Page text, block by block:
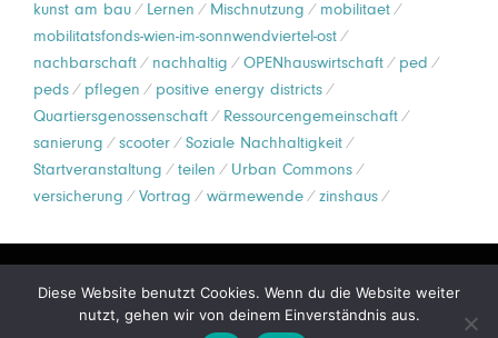
kunst am bau
Lernen Mischnutzung
mobilitaet
mobilitatsfonds-wien-im-sonnwendviertel-ost
nachbarschaft
nachhaltig OPENhauswirtschaft
ped
peds
pflegen
positive energy districts
Quartiersgenossenschaft
Ressourcengemeinschaft
sanierung
scooter
Soziale Nachhaltigkeit
Startveranstaltung
teilen
Urban Commons
versicherung
Vortrag wärmewende zinshaus
© Copyright 2026 – gemeinschaffen
Wisteria Theme by WPFriendship ⋅Powered by WordPress
Startseite Impressum Datenschutz
Diese Website benutzt Cookies. Wenn du die Website weiter
nutzt, gehen wir von deinem Einverständnis aus.